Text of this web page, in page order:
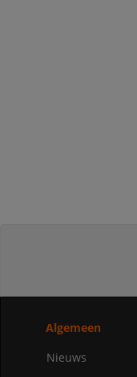
Algemeen
Nieuws